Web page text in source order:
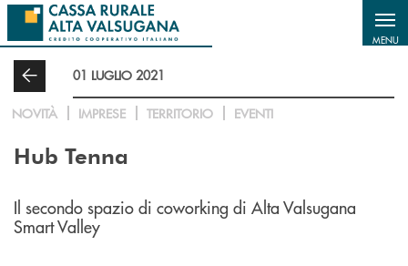
Salta al contenuto principale
MENU
01 LUGLIO 2021
NOVITÀ IMPRESE TERRITORIO EVENTI
Hub Tenna
Il secondo spazio di coworking di Alta Valsugana
Smart Valley